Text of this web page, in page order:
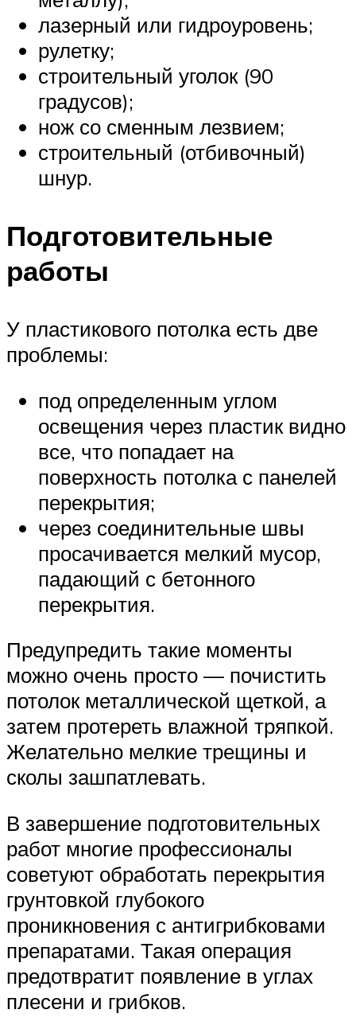
лазерный или гидроуровень;
рулетку;
строительный уголок (90
градусов);
нож со сменным лезвием;
строительный (отбивочный)
шнур.
Подготовительные
работы
У пластикового потолка есть две
проблемы:
под определенным углом
освещения через пластик видно
все, что попадает на
поверхность потолка с панелей
перекрытия;
через соединительные швы
просачивается мелкий мусор,
падающий с бетонного
перекрытия.
Предупредить такие моменты
можно очень просто — почистить
потолок металлической щеткой, а
затем протереть влажной тряпкой.
Желательно мелкие трещины и
сколы зашпатлевать.
В завершение подготовительных
работ многие профессионалы
советуют обработать перекрытия
грунтовкой глубокого
проникновения с антигрибковами
препаратами. Такая операция
предотвратит появление в углах
плесени и грибков.